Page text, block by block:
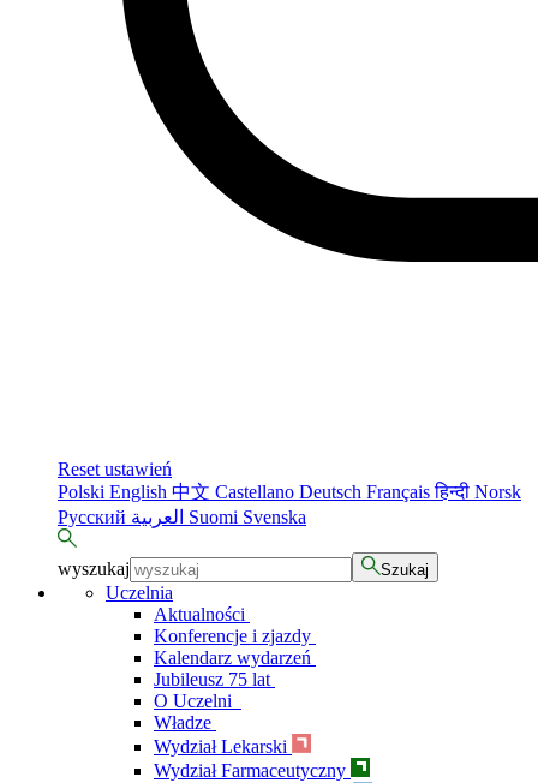
Reset ustawień
Polski English 中文 Castellano Deutsch Françaisहिन्दी Norsk
Русский
Suomi Svenska
wyszukaj Szukaj
Uczelnia
Aktualności
Konferencje i zjazdy
Kalendarz wydarzeń
Jubileusz 75 lat
O Uczelni
Władze
Wydział Lekarski
Wydział Farmaceutyczny